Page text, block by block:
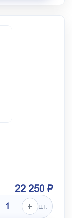
22 250 ₽
шт.